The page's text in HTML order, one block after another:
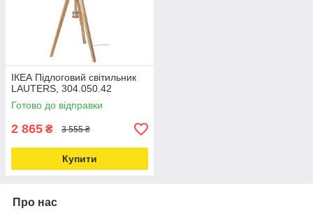
ІКЕА Підлоговий світильник
LAUTERS, 304.050.42
Готово до відправки
2 865 ₴ 3 555 ₴
Купити
Про нас